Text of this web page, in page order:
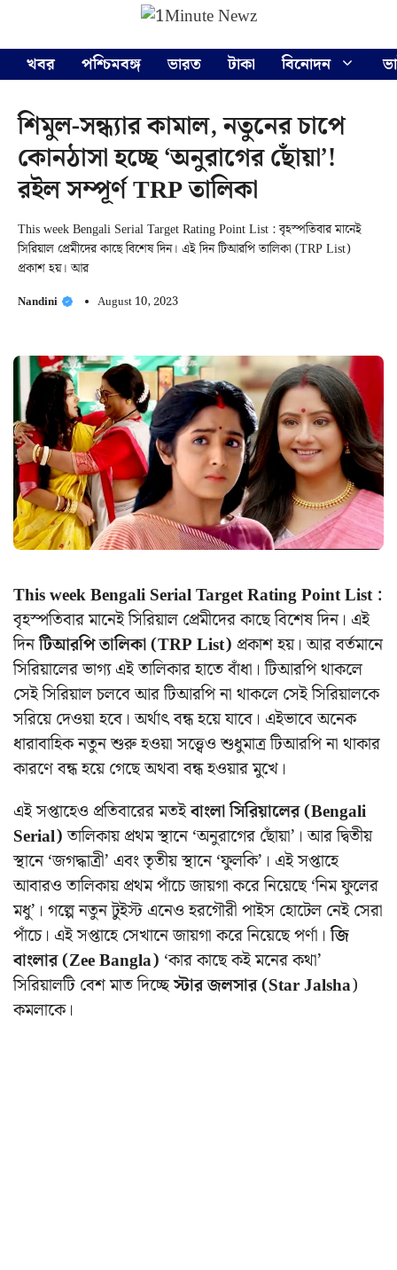
content
খবর
পশ্চিমবঙ্গ ভারত টাকা বিনোদন
শিমুল-সন্ধ্যার কামাল, নতুনের চাপে
কোনঠাসা হচ্ছে ‘অনুরাগের ছোঁয়া’!
রইল সম্পূর্ণ TRP তালিকা
This week Bengali Serial Target Rating Point List : বৃহস্পতিবার মানেই
সিরিয়াল প্রেমীদের কাছে বিশেষ দিন। এই দিন টিআরপি তালিকা (TRP List)
প্রকাশ হয়। আর
Nandini August 10, 2023
This week Bengali Serial Target Rating Point List :
বৃহস্পতিবার মানেই সিরিয়াল প্রেমীদের কাছে বিশেষ দিন। এই
দিনটিআরপি তালিকা (TRP List) প্রকাশ হয়। আর বর্তমানে
সিরিয়ালের ভাগ্য এই তালিকার হাতে বাঁধা। টিআরপি থাকলে
সেই সিরিয়াল চলবে আর টিআরপি না থাকলে সেই সিরিয়ালকে
সরিয়ে দেওয়া হবে। অর্থাৎ বন্ধ হয়ে যাবে। এইভাবে অনেক
ধারাবাহিক নতুন শুরু হওয়া সত্ত্বেও শুধুমাত্র টিআরপি না থাকার
কারণে বন্ধ হয়ে গেছে অথবা বন্ধ হওয়ার মুখে।
এই সপ্তাহেও প্রতিবারের মতইবাংলা সিরিয়ালের (Bengali
Serial)তালিকায় প্রথম স্থানে ‘অনুরাগের ছোঁয়া’। আর দ্বিতীয়
স্থানে ‘জগদ্ধাত্রী’ এবং তৃতীয় স্থানে ‘ফুলকি’। এই সপ্তাহে
আবারও তালিকায় প্রথম পাঁচে জায়গা করে নিয়েছে ‘নিম ফুলের
মধু’। গল্পে নতুন টুইস্ট এনেও হরগৌরী পাইস হোটেল নেই সেরা
পাঁচে। এই সপ্তাহে সেখানে জায়গা করে নিয়েছে পর্ণা।জি
বাংলার (Zee Bangla) ‘কার কাছে কই মনের কথা’
সিরিয়ালটি বেশ মাত দিচ্ছেস্টার জলসার (Star Jalsha)
কমলাকে।